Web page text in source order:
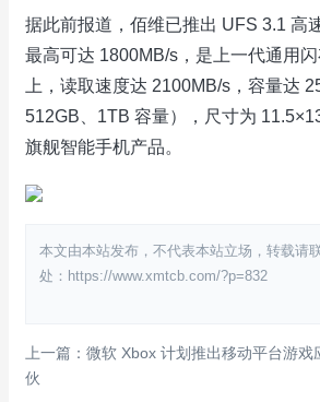
据此前报道，佰维已推出 UFS 3.1 高
最高可达 1800MB/s，是上一代通用
上，读取速度达 2100MB/s，容量达
512GB、1TB 容量），尺寸为
旗舰智能手机产品。
本文由本站发布，不代表本站立场，转载请
处：https://www.xmtcb.com/?p=832
上一篇：微软 Xbox 计划推出移动平台游
伙